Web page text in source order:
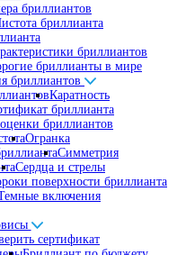
бриллиантов
бриллианта
бриллиантов
бриллианты в мире
бриллиантов
Каратность
бриллианта
бриллиантов
Огранка
Симметрия
Сердца и стрелы
поверхности бриллианта
включения
сертификат